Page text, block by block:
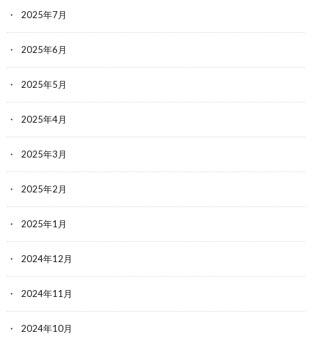
2025年7月
2025年6月
2025年5月
2025年4月
2025年3月
2025年2月
2025年1月
2024年12月
2024年11月
2024年10月